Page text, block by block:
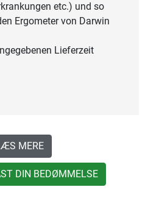
etc.) und so
Ergometer von Darwin
Lieferzeit
MERE
DIN BEDØMMELSE